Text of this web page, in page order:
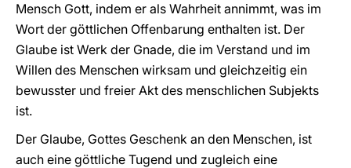
Mensch Gott, indem er als Wahrheit annimmt, was im
Wort der göttlichen Offenbarung enthalten ist. Der
Glaube ist Werk der Gnade, die im Verstand und im
Willen des Menschen wirksam und gleichzeitig ein
bewusster und freier Akt des menschlichen Subjekts
ist.
Der Glaube, Gottes Geschenk an den Menschen, ist
auch eine göttliche Tugend und zugleich eine